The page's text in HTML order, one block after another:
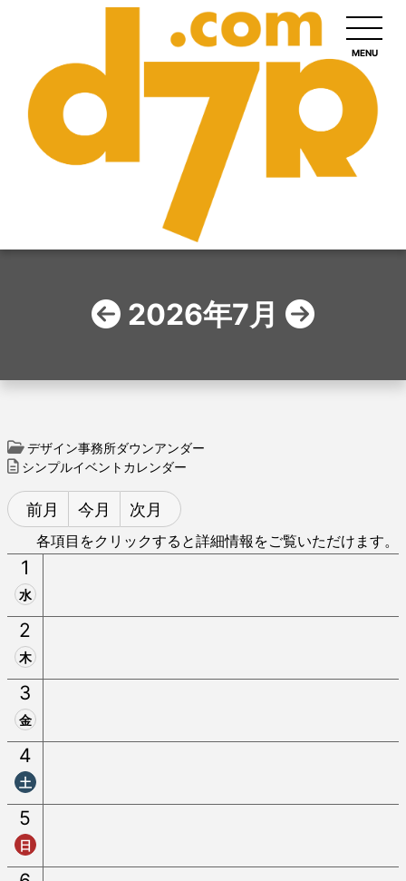
MENU
2026年7月
デザイン事務所ダウンアンダー
シンプルイベントカレンダー
前月 今月 次月
各項目をクリックすると詳細情報をご覧いただけます。
1
水
2
木
3
金
4
土
5
日